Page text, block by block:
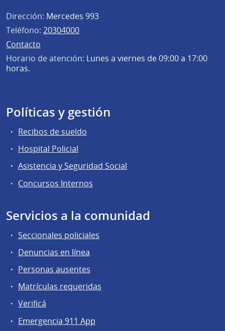
Dirección: Mercedes 993
Teléfono: 20304000
Contacto
Horario de atención: Lunes a viernes de 09:00 a 17:00
horas.
Políticas y gestión
Recibos de sueldo
Hospital Policial
Asistencia y Seguridad Social
Concursos Internos
Servicios a la comunidad
Seccionales policiales
Denuncias en línea
Personas ausentes
Matrículas requeridas
Verificá
Emergencia 911 App